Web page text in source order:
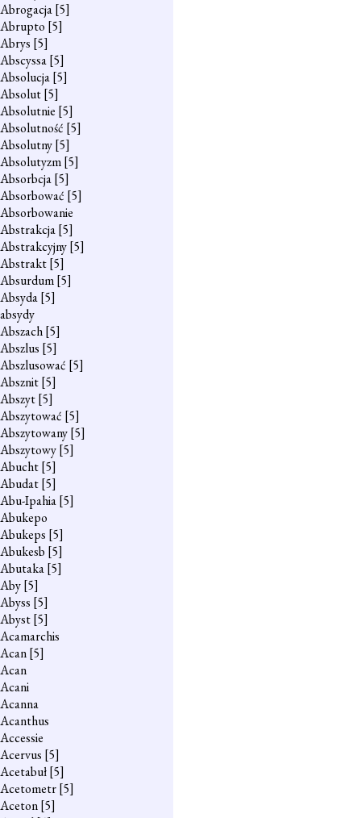
Abrogacja[5]
Abrupto [5]
Abrys [5]
Abscyssa[5]
Absolucja[5]
Absolut[5]
Absolutnie [5]
Absolutność [5]
Absolutny[5]
Absolutyzm[5]
Absorbcja[5]
Absorbować [5]
Absorbowanie
Abstrakcja[5]
Abstrakcyjny[5]
Abstrakt[5]
Absurdum[5]
Absyda[5]
absydy
Abszach[5]
Abszlus [5]
Abszlusować [5]
Absznit[5]
Abszyt[5]
Abszytować [5]
Abszytowany[5]
Abszytowy[5]
Abucht[5]
Abudat[5]
Abu-Ipahia[5]
Abukepo
Abukeps [5]
Abukesb [5]
Abutaka[5]
Aby[5]
Abyss [5]
Abyst[5]
Acamarchis
Acan[5]
Acan
Acani
Acanna
Acanthus
Accessie
Acervus [5]
Acetabuł[5]
Acetometr[5]
Aceton[5]